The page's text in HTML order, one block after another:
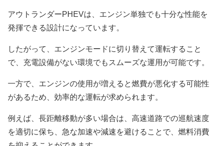
アウトランダーPHEVは、エンジン単独でも十分な性能を
発揮できる設計になっています。
したがって、エンジンモードに切り替えて運転すること
で、充電設備がない環境でもスムーズな運用が可能です。
一方で、エンジンの使用が増えると燃費が悪化する可能性
があるため、効率的な運転が求められます。
例えば、長距離移動が多い場合は、高速道路での巡航速度
を適切に保ち、急な加速や減速を避けることで、燃料消費